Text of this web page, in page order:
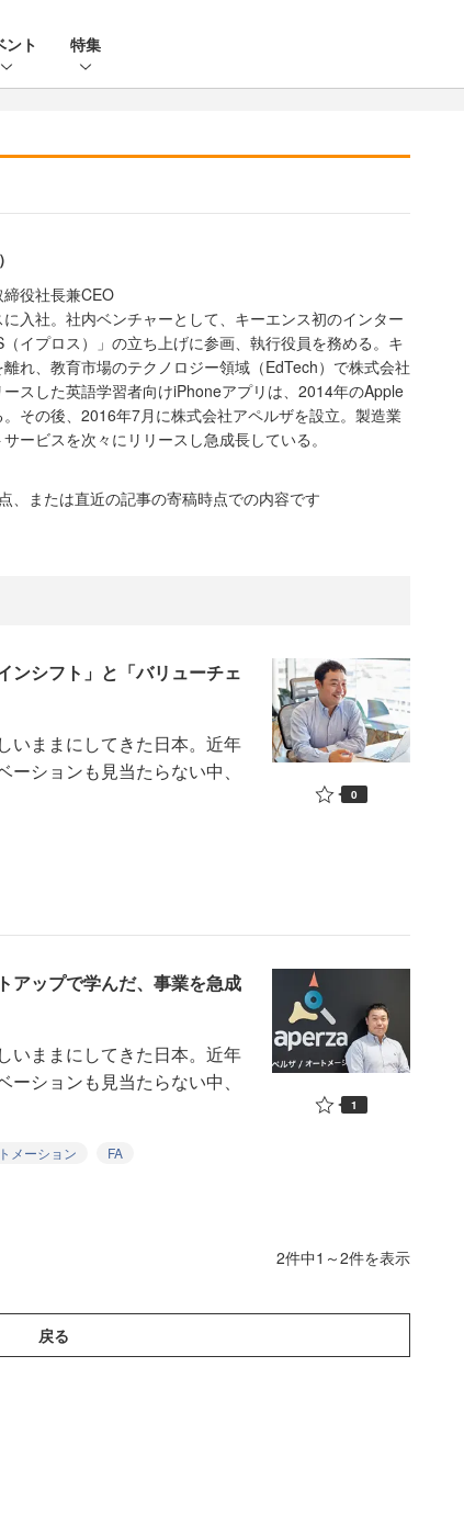
ント 特集
役社長兼CEO
入社。社内ベンチャーとして、キーエンス初のインター
イプロス）」の立ち上げに参画、執行役員を務める。キ
れ、教育市場のテクノロジー領域（EdTech）で株式会社
スした英語学習者向けiPhoneアプリは、2014年のApple
その後、2016年7月に株式会社アペルザを設立。製造業
ービスを次々にリリースし急成長している。
、または直近の記事の寄稿時点での内容です
ンシフト」と「バリューチェ
いままにしてきた日本。近年
ションも見当たらない中、
0
アップで学んだ、事業を急成
いままにしてきた日本。近年
ションも見当たらない中、
メーション FA
1
2件中1～2件を表示
戻る